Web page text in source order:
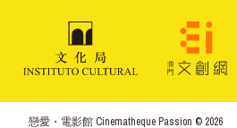
戀愛・電影館 Cinematheque Passion © 2026